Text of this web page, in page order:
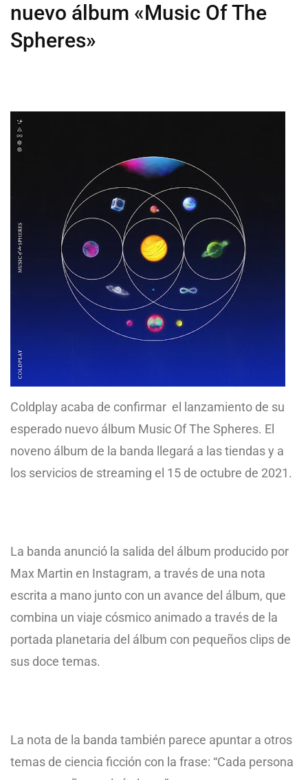
nuevo álbum «Music Of The
Spheres»
Coldplay acaba de confirmar el lanzamiento de su
esperado nuevo álbum Music Of The Spheres. El
noveno álbum de la banda llegará a las tiendas y a
los servicios de streaming el 15 de octubre de 2021.
La banda anunció la salida del álbum producido por
Max Martin en Instagram, a través de una nota
escrita a mano junto con un avance del álbum, que
combina un viaje cósmico animado a través de la
portada planetaria del álbum con pequeños clips de
sus doce temas.
La nota de la banda también parece apuntar a otros
temas de ciencia ficción con la frase: “Cada persona